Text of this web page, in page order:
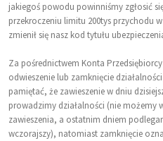
jakiegoś powodu powinniśmy zgłosić
przekroczeniu limitu 200tys przychodu
zmienił się nasz kod tytułu
Za pośrednictwem Konta
odwieszenie lub zamknięcie
pamiętać, że zawieszenie w dniu
prowadzimy działalności (nie możemy
zawieszenia, a ostatnim dniem
wczorajszy), natomiast zamknięcie